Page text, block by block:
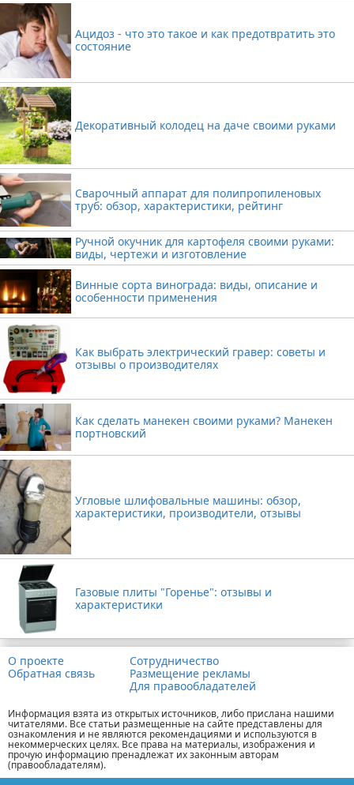
Ацидоз - что это такое и как предотвратить это
состояние
Декоративный колодец на даче своими руками
Сварочный аппарат для полипропиленовых
труб: обзор, характеристики, рейтинг
Ручной окучник для картофеля своими руками:
виды, чертежи и изготовление
Винные сорта винограда: виды, описание и
особенности применения
Как выбрать электрический гравер: советы и
отзывы о производителях
Как сделать манекен своими руками? Манекен
портновский
Угловые шлифовальные машины: обзор,
характеристики, производители, отзывы
Газовые плиты "Горенье": отзывы и
характеристики
О проекте
Обратная связь
Сотрудничество
Размещение рекламы
Для правообладателей
Информация взята из открытых источников, либо прислана нашими
читателями. Все статьи размещенные на сайте представлены для
ознакомления и не являются рекомендациями и используются в
некоммерческих целях. Все права на материалы, изображения и
прочую информацию пренадлежат их законным авторам
(правообладателям).